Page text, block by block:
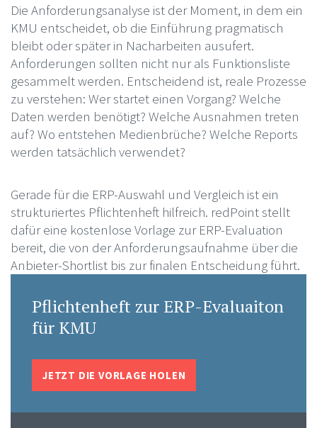
Die Anforderungsanalyse ist der Moment, in dem ein
KMU entscheidet, ob die Einführung pragmatisch
bleibt oder später in Nacharbeiten ausufert.
Anforderungen sollten nicht nur als Funktionsliste
gesammelt werden. Entscheidend ist, reale Prozesse
zu verstehen: Wer startet einen Vorgang? Welche
Daten werden benötigt? Welche Ausnahmen treten
auf? Wo entstehen Medienbrüche? Welche Reports
werden tatsächlich verwendet?
Gerade für die ERP-Auswahl und Vergleich ist ein
strukturiertes Pflichtenheft hilfreich. redPoint stellt
dafür eine kostenlose Vorlage zur ERP-Evaluation
bereit, die von der Anforderungsaufnahme über die
Anbieter-Shortlist bis zur finalen Entscheidung führt.
Pflichtenheft zur ERP-Evaluaiton
für KMU
JETZT DIE VORLAGE HOLEN